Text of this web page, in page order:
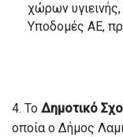
χώρων
Υποδομές ΑΕ,
4. Το Δημοτικό
οποία ο Δήμος